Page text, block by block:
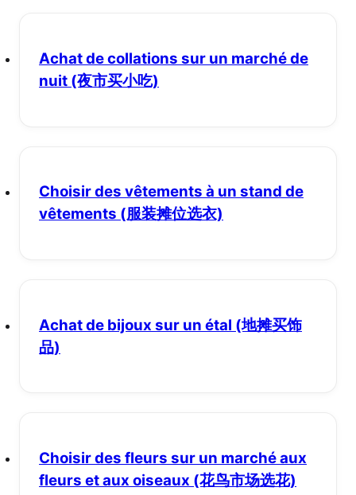
Achat de collations sur un marché de
nuit (夜市买小吃)
Choisir des vêtements à un stand de
vêtements (服装摊位选衣)
Achat de bijoux sur un étal (地摊买饰
品)
Choisir des fleurs sur un marché aux
fleurs et aux oiseaux (花鸟市场选花)